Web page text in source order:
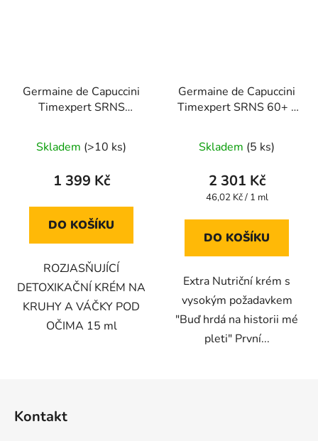
Germaine de Capuccini
Timexpert SRNS
under the Eyes -
rozjasňující a
váčky a kruhy pod očima
Skladem (>10 ks)
1 399 Kč
DO KOŠÍKU
ROZJASŇUJÍCÍ
DETOXIKAČNÍ KRÉM NA
KRUHY A VÁČKY POD
OČIMA 15 ml
Germaine de Capuccini
Timexpert SRNS 60+ -
50ml
Skladem (5 ks)
2 301 Kč
Měrná
46,02 Kč / 1 ml
DO KOŠÍKU
Extra Nutriční krém s
vysokým požadavkem
"Buď hrdá na historii mé
pleti" První...
Kontakt